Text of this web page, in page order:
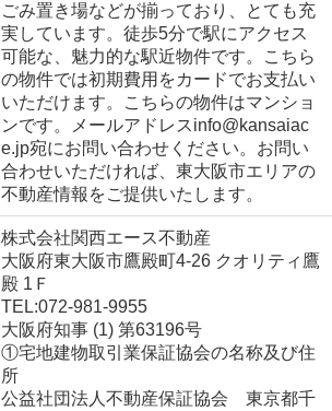
ごみ置き場などが揃っており、とても充
実しています。徒歩5分で駅にアクセス
可能な、魅力的な駅近物件です。こちら
の物件では初期費用をカードでお支払い
いただけます。こちらの物件はマンショ
ンです。メールアドレスinfo@kansaiac
e.jp宛にお問い合わせください。お問い
合わせいただければ、東大阪市エリアの
不動産情報をご提供いたします。
株式会社関西エース不動産
大阪府東大阪市鷹殿町4-26 クオリティ鷹
殿 1Ｆ
TEL:072-981-9955
大阪府知事 (1) 第63196号
①宅地建物取引業保証協会の名称及び住
所
公益社団法人不動産保証協会 東京都千